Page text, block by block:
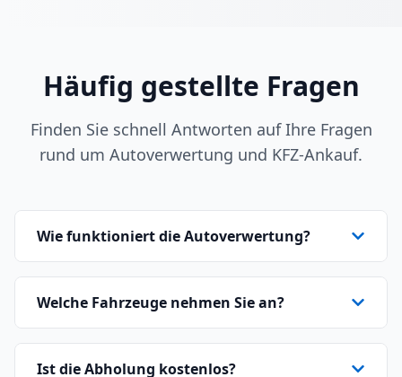
Häufig gestellte Fragen
Finden Sie schnell Antworten auf Ihre Fragen
rund um Autoverwertung und KFZ-Ankauf.
Wie funktioniert die Autoverwertung?
Welche Fahrzeuge nehmen Sie an?
Ist die Abholung kostenlos?